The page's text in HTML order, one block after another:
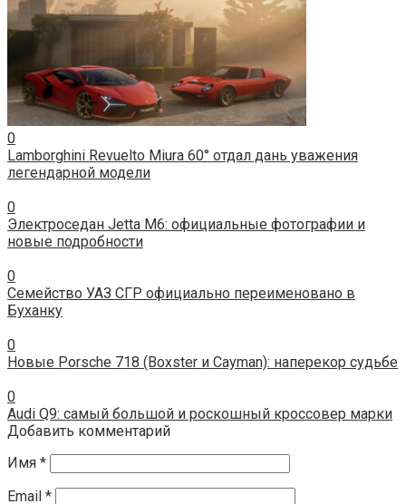
0
Lamborghini Revuelto Miura 60° отдал дань уважения
легендарной модели
0
Электроседан Jetta M6: официальные фотографии и
новые подробности
0
Семейство УАЗ СГР официально переименовано в
Буханку
0
Новые Porsche 718 (Boxster и Cayman): наперекор судьбе
0
Audi Q9: самый большой и роскошный кроссовер марки
Добавить комментарий
Имя *
Email *